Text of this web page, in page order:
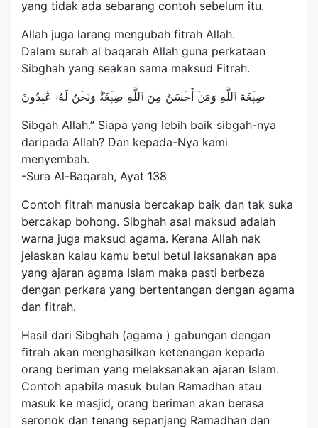
yang tidak ada sebarang contoh sebelum itu.
Allah juga larang mengubah fitrah Allah.
Dalam surah al baqarah Allah guna perkataan
Sibghah yang seakan sama maksud Fitrah.
صِبۡغَةَ ٱللَّهِ وَمَنۡ أَحۡسَنُ مِنَ ٱللَّهِ صِبۡغَةٗۖ وَنَحۡنُ لَهُۥ عَٰبِدُونَ
Sibgah Allah.” Siapa yang lebih baik sibgah-nya
daripada Allah? Dan kepada-Nya kami
menyembah.
-Sura Al-Baqarah, Ayat 138
Contoh fitrah manusia bercakap baik dan tak suka
bercakap bohong. Sibghah asal maksud adalah
warna juga maksud agama. Kerana Allah nak
jelaskan kalau kamu betul betul laksanakan apa
yang ajaran agama Islam maka pasti berbeza
dengan perkara yang bertentangan dengan agama
dan fitrah.
Hasil dari Sibghah (agama ) gabungan dengan
fitrah akan menghasilkan ketenangan kepada
orang beriman yang melaksanakan ajaran Islam.
Contoh apabila masuk bulan Ramadhan atau
masuk ke masjid, orang beriman akan berasa
seronok dan tenang sepanjang Ramadhan dan